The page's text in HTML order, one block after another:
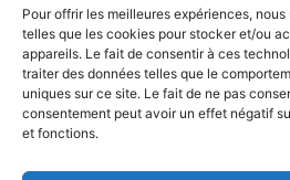
Pour offrir les meilleures expériences,
telles que les cookies pour stocker et/ou
appareils. Le fait de consentir à ces
traiter des données telles que le
uniques sur ce site. Le fait de ne pas
consentement peut avoir un effet négatif
et fonctions.
5 octobre 2023